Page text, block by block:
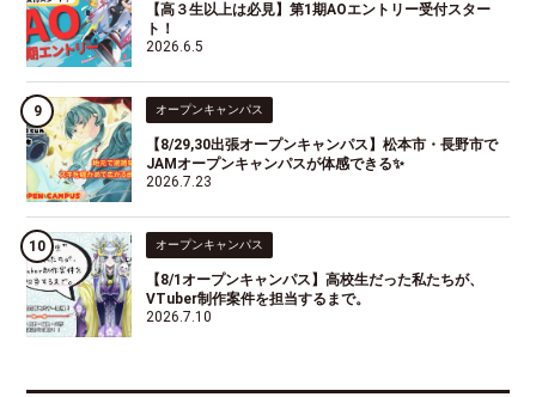
【高３生以上は必見】第1期AOエントリー受付スター
ト！
2026.6.5
オープンキャンパス
【8/29,30出張オープンキャンパス】松本市・長野市で
JAMオープンキャンパスが体感できる✨
2026.7.23
オープンキャンパス
【8/1オープンキャンパス】高校生だった私たちが、
VTuber制作案件を担当するまで。
2026.7.10